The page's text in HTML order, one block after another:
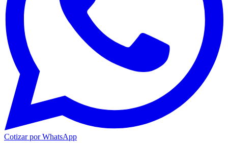
Cotizar por WhatsApp